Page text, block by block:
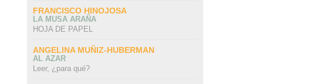
FRANCISCO HINOJOSA
LA MUSA ARAÑA
HOJA DE PAPEL
ANGELINA MUÑIZ-HUBERMAN
AL AZAR
Leer, ¿para qué?